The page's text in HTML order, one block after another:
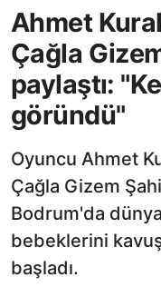
Ahmet
Çağla
paylaştı:
göründü"
Oyuncu Ahmet
Çağla Gizem
Bodrum'da
bebeklerini
başladı.